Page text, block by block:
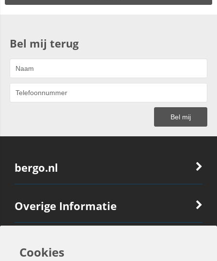
Bel mij terug
bergo.nl
Overige Informatie
Ook Interessant
Cookies